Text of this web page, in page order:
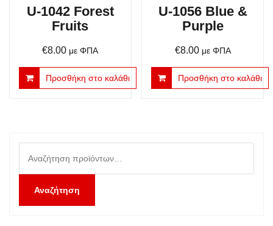
U-1042 Forest
Fruits
€8.00 με ΦΠΑ
Προσθήκη στο καλάθι
U-1056 Blue &
Purple
€8.00 με ΦΠΑ
Προσθήκη στο καλάθι
για:
Αναζήτηση